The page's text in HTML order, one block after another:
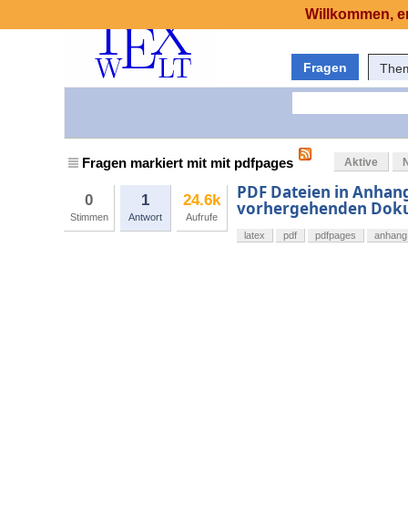
Fragen
Fragen markiert mit mit pdfpages Aktive
0
Stimmen
1
Antwort
24.6k
Aufrufe
PDF Dateien in
vorhergehenden
latex pdf pdfpages anhang
Willkommen,